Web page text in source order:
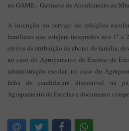
no GAME - Gabinete de Atendimento ao
A inscrição no serviço de refeições
familiares que estejam integrados nos 1º e
efeitos de atribuição de abono de família,
no caso do Agrupamento de Escolas de
administração escolar, no caso do
ficha de candidatura disponível na
Agrupamento de Escolas e documento